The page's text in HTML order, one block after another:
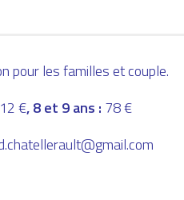
pour les familles et couple.
€, 8 et 9 ans : 78 €